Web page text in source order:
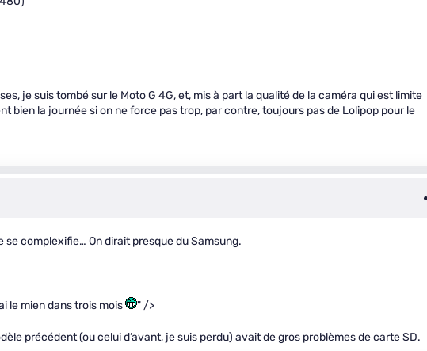
je suis tombé sur le Moto G 4G, et, mis à part la qualité de la caméra qui est limite
bien la journée si on ne force pas trop, par contre, toujours pas de Lolipop pour le
se complexifie… On dirait presque du Samsung.
le mien dans trois mois " />
précédent (ou celui d’avant, je suis perdu) avait de gros problèmes de carte SD.